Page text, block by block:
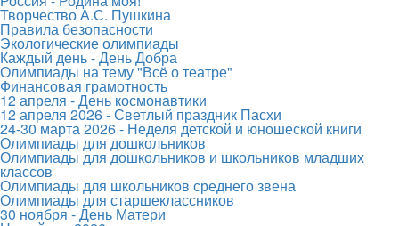
Творчество А.С. Пушкина
Правила безопасности
Экологические олимпиады
Каждый день - День Добра
Олимпиады на тему "Всё о театре"
Финансовая грамотность
12 апреля - День космонавтики
12 апреля 2026 - Светлый праздник Пасхи
24-30 марта 2026 - Неделя детской и юношеской книги
Олимпиады для дошкольников
Олимпиады для дошкольников и школьников младших
классов
Олимпиады для школьников среднего звена
Олимпиады для старшеклассников
30 ноября - День Матери